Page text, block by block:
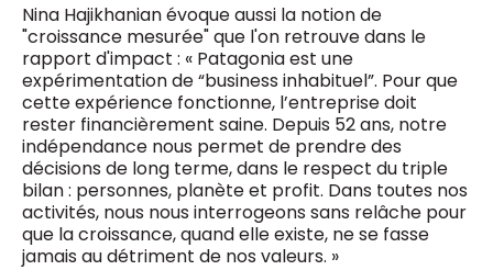
Nina Hajikhanian évoque aussi la notion de
"croissance mesurée" que l'on retrouve dans le
rapport d'impact : « Patagonia est une
expérimentation de “business inhabituel”. Pour que
cette expérience fonctionne, l’entreprise doit
rester financièrement saine. Depuis 52 ans, notre
indépendance nous permet de prendre des
décisions de long terme, dans le respect du triple
bilan : personnes, planète et profit. Dans toutes nos
activités, nous nous interrogeons sans relâche pour
que la croissance, quand elle existe, ne se fasse
jamais au détriment de nos valeurs. »